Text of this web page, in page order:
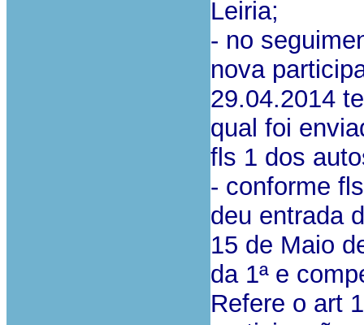
Leiria;
- no
nova
29.04.2014
qual foi
fls 1 dos
- conforme
deu entrada
15 de Maio
da 1ª e
Refere o art